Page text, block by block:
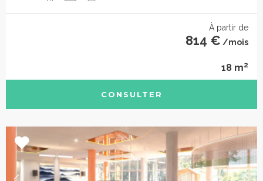
À partir de
814 € /mois
18 m2
CONSULTER